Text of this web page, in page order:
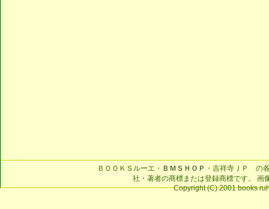
ＢＯＯＫＳルーエ・ ＢＭＳＨＯＰ ・吉祥寺ＪＰ の
社・著者の商標または登録商標です。 画
Copyright (C) 2001 books